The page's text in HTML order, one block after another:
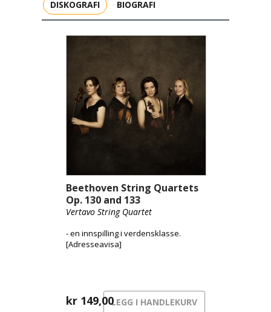
DISKOGRAFI BIOGRAFI
Beethoven String Quartets
Op. 130 and 133
Vertavo String Quartet
- en innspilling i verdensklasse.
[Adresseavisa]
kr 149,00LEGG I HANDLEKURV